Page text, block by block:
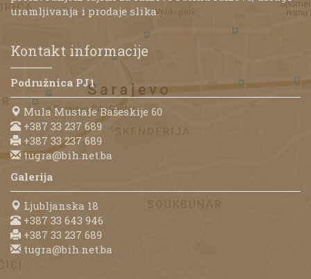
uramljivanja i prodaje slika.
Kontakt informacije
Podružnica PJ1
Mula Mustafe Bašeskije 60
+387 33 237 689
+387 33 237 689
tugra@bih.net.ba
Galerija
Ljubljanska 18
+387 33 643 946
+387 33 237 689
tugra@bih.net.ba